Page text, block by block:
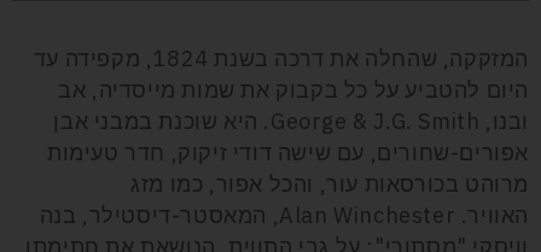
המזקקה, שהחלה את דרכה בשנת 1824, מקפידה עד
היום להטביע על כל בקבוק את שמות מייסדיה, אב
ובנו, George & J.G. Smith. היא שוכנת במבני אבן
אפורים-שחורים, עם שישה דודי זיקוק, חדר טעימות
מרוהט בכורסאות עור, והכל אפור, כמו מזג
האוויר. Alan Winchester, המאסטר-דיסטילר, בנה